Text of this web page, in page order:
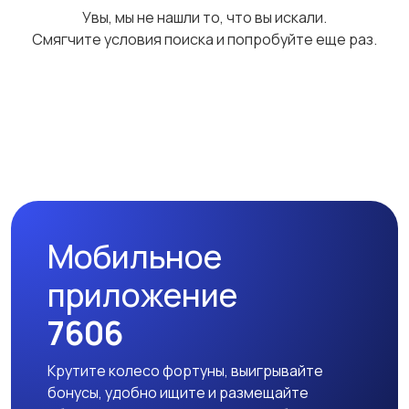
запчастиУвы, мы не нашли то, что вы искали.
Смягчите условия поиска и попробуйте еще раз.
Мобильное
приложение
7606
Крутите колесо фортуны, выигрывайте
бонусы, удобно ищите и размещайте